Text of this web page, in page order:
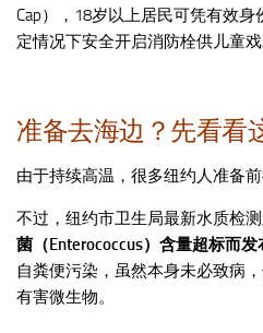
Cap），18岁以上居民可凭有效
定情况下安全开启消防栓供儿童戏
准备去海边？先看看
由于持续高温，很多纽约人准备前
不过，纽约市卫生局最新水质检
菌（Enterococcus）含量超标而
自粪便污染，虽然本身未必致病
有害微生物。